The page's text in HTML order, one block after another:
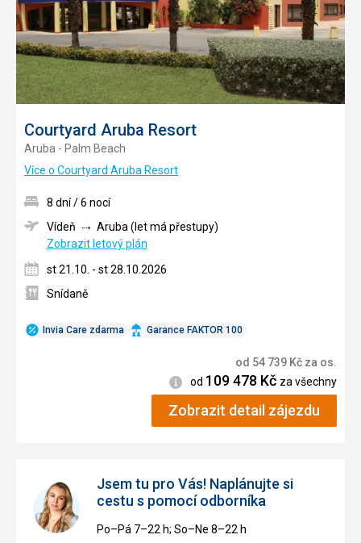
Courtyard Aruba Resort
Aruba - Palm Beach
Více o Courtyard Aruba Resort
Invia Care zdarma Garance FAKTOR 100
8 dní / 6 nocí
Vídeň
Aruba (let má přestupy)
Zobrazit letový plán
st 21.10. - st 28.10.2026
Snídaně
od 54 739 Kč za os.
Informace
od 109 478 Kč za všechny
Zobrazit detail zájezdu
Jsem tu pro Vás! Naplánujte si
cestu s pomocí odborníka
Po–Pá 7–⁠⁠⁠⁠⁠⁠22 h; So–Ne 8–⁠⁠⁠⁠⁠⁠22 h